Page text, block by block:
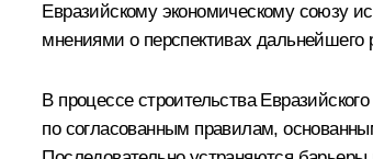
Евразийскому экономическому союзу
мнениями о перспективах дальнейшего
В процессе строительства
по согласованным правилам,